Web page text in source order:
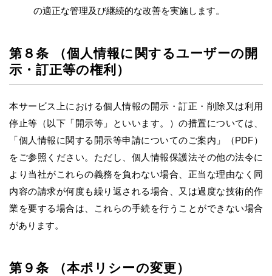
の適正な管理及び継続的な改善を実施します。
第８条 （個人情報に関するユーザーの開
示・訂正等の権利）
本サービス上における個人情報の開示・訂正・削除又は利用
停止等（以下「開示等」といいます。）の措置については、
「個人情報に関する開示等申請についてのご案内」（PDF）
をご参照ください。ただし、個人情報保護法その他の法令に
より当社がこれらの義務を負わない場合、正当な理由なく同
内容の請求が何度も繰り返される場合、又は過度な技術的作
業を要する場合は、これらの手続を行うことができない場合
があります。
第９条 （本ポリシーの変更）